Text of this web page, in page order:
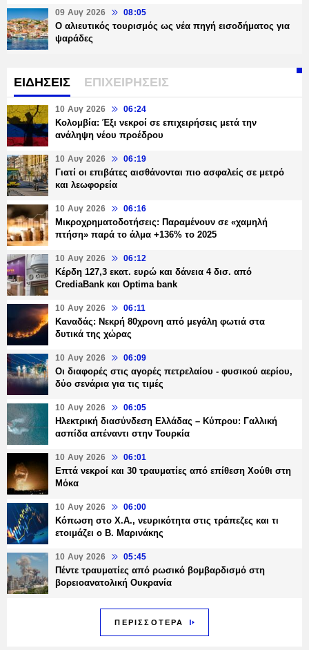
09 Αυγ 2026 08:05
Ο αλιευτικός τουρισμός ως νέα πηγή εισοδήματος για
ψαράδες
ΕΙΔΗΣΕΙΣ ΕΠΙΧΕΙΡΗΣΕΙΣ
10 Αυγ 2026 06:24
Κολομβία: Έξι νεκροί σε επιχειρήσεις μετά την
ανάληψη νέου προέδρου
10 Αυγ 2026 06:19
Γιατί οι επιβάτες αισθάνονται πιο ασφαλείς σε μετρό
και λεωφορεία
10 Αυγ 2026 06:16
Μικροχρηματοδοτήσεις: Παραμένουν σε «χαμηλή
πτήση» παρά το άλμα +136% το 2025
10 Αυγ 2026 06:12
Κέρδη 127,3 εκατ. ευρώ και δάνεια 4 δισ. από
CrediaBank και Optima bank
10 Αυγ 2026 06:11
Καναδάς: Νεκρή 80χρονη από μεγάλη φωτιά στα
δυτικά της χώρας
10 Αυγ 2026 06:09
Οι διαφορές στις αγορές πετρελαίου - φυσικού αερίου,
δύο σενάρια για τις τιμές
10 Αυγ 2026 06:05
Ηλεκτρική διασύνδεση Ελλάδας – Κύπρου: Γαλλική
ασπίδα απέναντι στην Τουρκία
10 Αυγ 2026 06:01
Επτά νεκροί και 30 τραυματίες από επίθεση Χούθι στη
Μόκα
10 Αυγ 2026 06:00
Κόπωση στο Χ.Α., νευρικότητα στις τράπεζες και τι
ετοιμάζει ο Β. Μαρινάκης
10 Αυγ 2026 05:45
Πέντε τραυματίες από ρωσικό βομβαρδισμό στη
βορειοανατολική Ουκρανία
ΠΕΡΙΣΣΟΤΕΡΑ